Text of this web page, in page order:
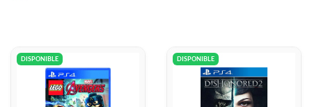
DISPONIBLE DISPONIBLE